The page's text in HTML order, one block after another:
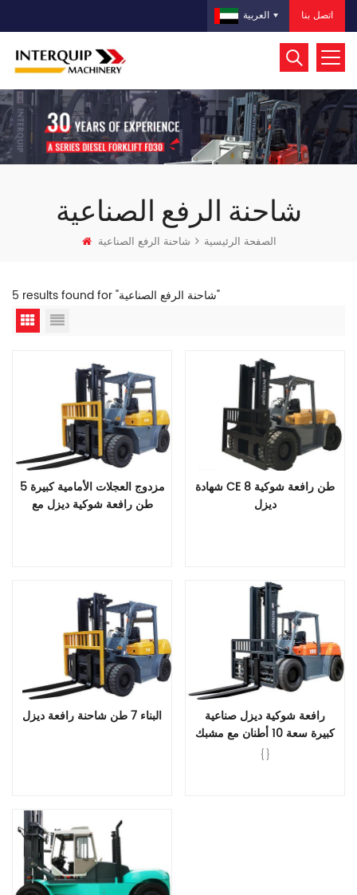
اتصل بنا العربية
شاحنة الرفع الصناعية
الصفحة الرئيسية شاحنة الرفع الصناعية
5 results found for "شاحنة الرفع الصناعية"
مزدوج العجلات الأمامية كبيرة 5
طن رافعة شوكية ديزل مع
قراءة المزيد
شهادة CE 8 طن رافعة شوكية
ديزل
قراءة المزيد
البناء 7 طن شاحنة رافعة ديزل
قراءة المزيد
رافعة شوكية ديزل صناعية
كبيرة سعة 10 أطنان مع مشبك
{}